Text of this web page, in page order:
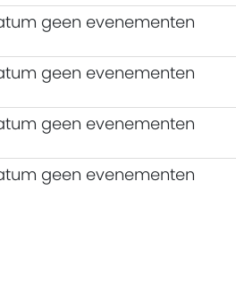
geen evenementen
geen evenementen
geen evenementen
geen evenementen